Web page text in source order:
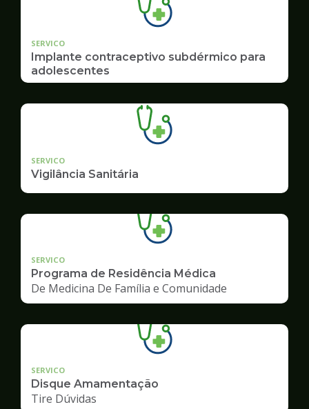
SERVICO
Implante contraceptivo subdérmico para
adolescentes
SERVICO
Vigilância Sanitária
SERVICO
Programa de Residência Médica
De Medicina De Família e Comunidade
SERVICO
Disque Amamentação
Tire Dúvidas